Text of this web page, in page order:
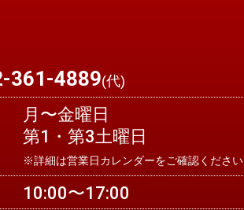
361-4889(代)
月〜金曜日
第1・第3土曜日
※詳細は営業日カレンダーをご確認ください
10:00〜17:00